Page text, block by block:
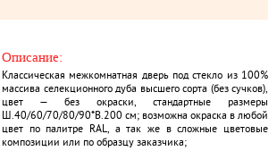
Описание:
Классическая межкомнатная дверь под стекло из 100%
массива селекционного дуба высшего сорта (без сучков),
цвет — без окраски, стандартные размеры
Ш.40/60/70/80/90*В.200 см; возможна окраска в любой
цвет по палитре RAL, а так же в сложные цветовые
композиции или по образцу заказчика;